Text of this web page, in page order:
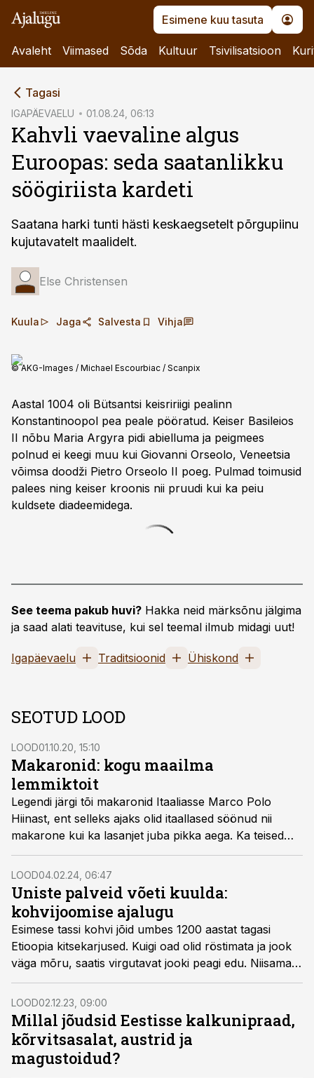
Esimene kuu tasuta
Avaleht Viimased Sõda Kultuur Tsivilisatsioon
Tagasi
IGAPÄEVAELU 01.08.24, 06:13
Kahvli vaevaline algus
Euroopas: seda saatanlikku
söögiriista kardeti
Saatana harki tunti hästi keskaegsetelt põrgupiinu
kujutavatelt maalidelt.
Else Christensen
Kuula Jaga Salvesta Vihja
© AKG-Images / Michael Escourbiac / Scanpix
Aastal 1004 oli Bütsantsi keisririigi pealinn
Konstantinoopol pea peale pööratud. Keiser Basileios
II nõbu Maria Argyra pidi abielluma ja peigmees
polnud ei keegi muu kui Giovanni Orseolo, Veneetsia
võimsa doodži Pietro Orseolo II poeg. Pulmad toimusid
palees ning keiser kroonis nii pruudi kui ka peiu
kuldsete diadeemi­dega.
See teema pakub huvi? Hakka neid märksõnu jälgima
ja saad alati teavituse, kui sel teemal ilmub midagi uut!
Igapäevaelu Traditsioonid Ühiskond
SEOTUD LOOD
LOOD01.10.20, 15:10
Makaronid: kogu maailma
lemmiktoit
Legendi järgi tõi makaronid Itaaliasse Marco Polo
Hiinast, ent selleks ajaks olid itaallased söönud nii
makarone kui ka lasanjet juba pikka aega. Ka teised
seiklejad reisisid ja tõid kaasa oma retseptid, muutes
makaronid maailma üheks populaarsemaks roaks.
LOOD04.02.24, 06:47
Uniste palveid võeti kuulda:
kohvijoomise ajalugu
Esimese tassi kohvi jõid umbes 1200 aastat tagasi
Etioopia kitsekarjused. Kuigi oad olid röstimata ja jook
väga mõru, saatis virgutavat jooki peagi edu. Niisama
kiiresti hakati seda pidama ohtlikuks.
LOOD02.12.23, 09:00
Millal jõudsid Eestisse kalkunipraad,
kõrvitsasalat, austrid ja
magustoidud?